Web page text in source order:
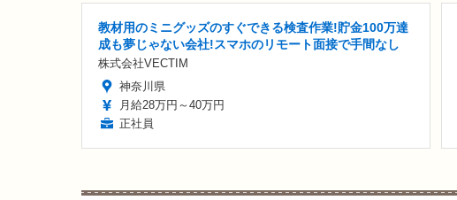
教材用のミニグッズのすぐできる検査作業!貯金100万達
成も夢じゃない会社!スマホのリモート面接で手間なし
株式会社VECTIM
神奈川県
月給28万円～40万円
正社員